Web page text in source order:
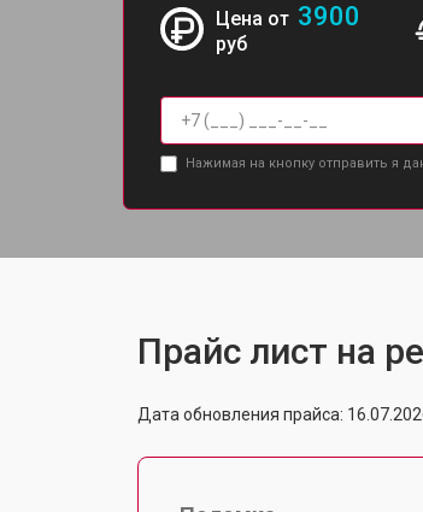
Цена от 3900
руб
Нажимая на кнопку отправить я
Прайс лист на
Дата обновления прайса: